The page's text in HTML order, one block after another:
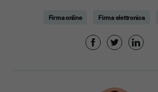
Firma online Firma elettronica